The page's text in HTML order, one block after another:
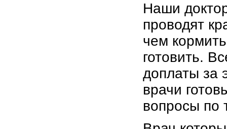
Наши
проводят
чем
готовить.
доплаты за
врачи
вопросы по